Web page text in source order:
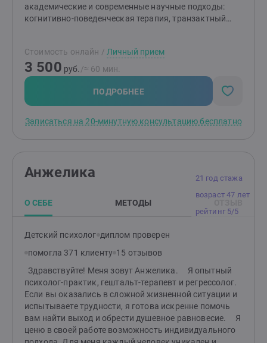
академические и современные научные подходы:
когнитивно-поведенческая терапия, транзактный
сопровождение. Принимаю очно в Санкт-Петербурге
и онлайн Провожу бесплатную 20-минутную
ознакомительную встречу, чтобы вы могли спокойно
задать вопросы и описать свой запрос.
Стоимость онлайн / Личный прием
3 500 руб. /≈ 60 мин.
ПОДРОБНЕЕ
Записаться на 20-минутную консультацию бесплатно
21 год стажа
возраст 47 лет
рейтинг 5/5
Анжелика
О СЕБЕ МЕТОДЫ
Детский психолог диплом проверен
помогла 371 клиенту 15 отзывов
Здравствуйте! Меня зовут Анжелика. Я опытный
психолог-практик, гештальт-терапевт и регрессолог.
Если вы оказались в сложной жизненной ситуации и
испытываете трудности, я готова искренне помочь
вам найти выход и обрести душевное равновесие. Я
ценю в своей работе возможность индивидуального